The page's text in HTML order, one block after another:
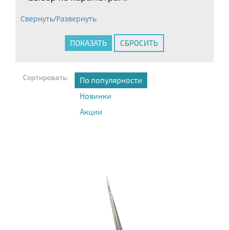
Свернуть/Развернуть
Сортировать:
По популярности
Новинки
Акции